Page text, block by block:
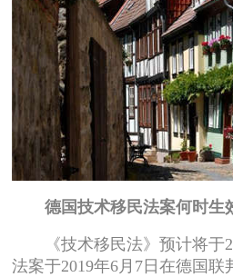
德国技术移民法案何时生
《技术移民法》预计将于
法案于2019年6月7日在德国联